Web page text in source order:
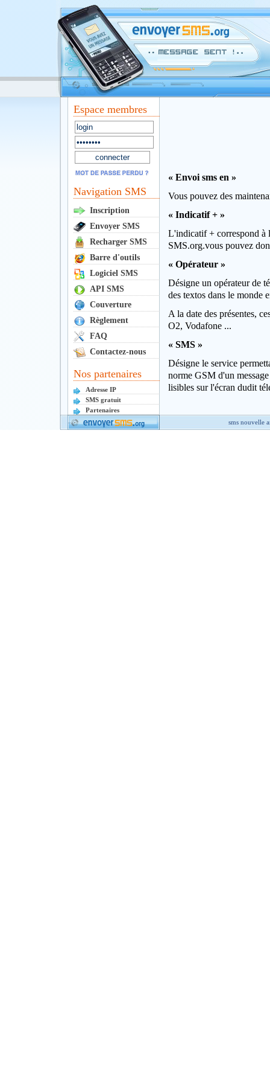
Espace membres
Navigation SMS
Inscription
Envoyer SMS
Recharger SMS
Barre d'outils
Logiciel SMS
API SMS
Couverture
Règlement
FAQ
Contactez-nous
Nos partenaires
Adresse IP
SMS gratuit
Partenaires
« Envoi sms en »
Vous pouvez des
« Indicatif + »
L'indicatif + correspond à
SMS.org.vous pouvez
« Opérateur »
Désigne un opérateur de
des textos dans le monde
A la date des présentes,
O2, Vodafone ...
« SMS »
Désigne le service
norme GSM d'un
lisibles sur l'écran dudit
sms nouvelle